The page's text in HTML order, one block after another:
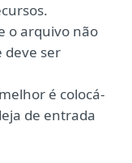
o arquivo não
deve ser
é colocá-
de entrada